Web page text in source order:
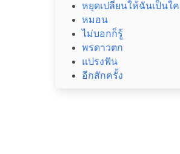
หยุดเปลี่ยนให้ฉันเป็นใค
หมอน
ไม่บอกก็รู้
พรดาวตก
แปรงฟัน
อีกสักครั้ง